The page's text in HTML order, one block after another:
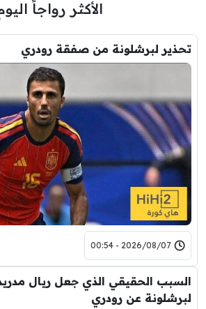
الأكثر رواجاً
تحذير لبرشلونة من صفقة رودري
2026/08/07 - 00:54
السبب الحقيقي الذي جعل ريال
لبرشلونة عن رودري